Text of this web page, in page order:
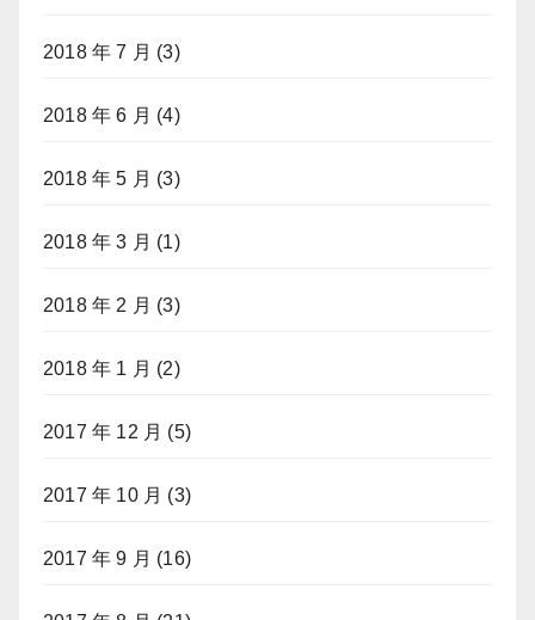
2018 年 7 月 (3)
2018 年 6 月 (4)
2018 年 5 月 (3)
2018 年 3 月 (1)
2018 年 2 月 (3)
2018 年 1 月 (2)
2017 年 12 月 (5)
2017 年 10 月 (3)
2017 年 9 月 (16)